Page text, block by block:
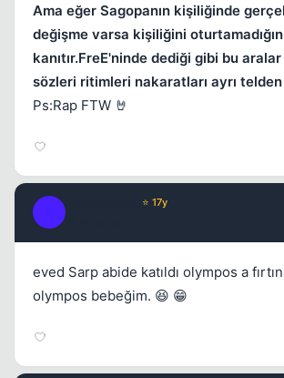
Ama eğer Sagopanın kişiliğinde
değişme varsa kişiliğini
kanıtır.FreE'ninde dediği gibi bu
sözleri ritimleri nakaratları ayrı telden
Ps:Rap FTW 🤘
⭐ 17y
eved Sarp abide katıldı olympos a
olympos bebeğim. 😆 😁